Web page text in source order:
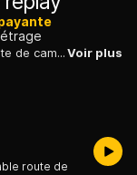
En été, en Finlande, sur une interminable route de campagne, une femme qui revient des funérailles de son père voit sa rationalité mise à l'épreuve.Voir plus
route de